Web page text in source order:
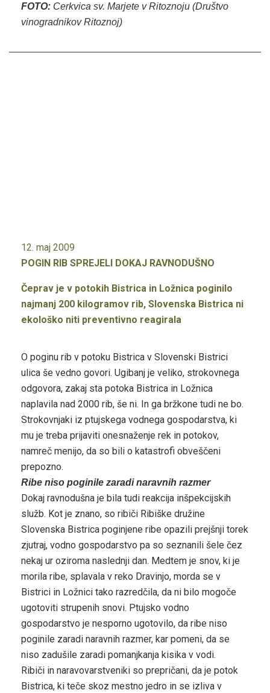
FOTO: Cerkvica sv. Marjete v Ritoznoju (Društvo
vinogradnikov Ritoznoj)
12. maj 2009
POGIN RIB SPREJELI DOKAJ RAVNODUŠNO
Čeprav je v potokih Bistrica in Ložnica poginilo
najmanj 200 kilogramov rib, Slovenska Bistrica ni
ekološko niti preventivno reagirala
O poginu rib v potoku Bistrica v Slovenski Bistrici
ulica še vedno govori. Ugibanj je veliko, strokovnega
odgovora, zakaj sta potoka Bistrica in Ložnica
naplavila nad 2000 rib, še ni. In ga bržkone tudi ne bo.
Strokovnjaki iz ptujskega vodnega gospodarstva, ki
mu je treba prijaviti onesnaženje rek in potokov,
namreč menijo, da so bili o katastrofi obveščeni
prepozno.
Ribe niso poginile zaradi naravnih razmer
Dokaj ravnodušna je bila tudi reakcija inšpekcijskih
služb. Kot je znano, so ribiči Ribiške družine
Slovenska Bistrica poginjene ribe opazili prejšnji torek
zjutraj, vodno gospodarstvo pa so seznanili šele čez
nekaj ur oziroma naslednji dan. Medtem je snov, ki je
morila ribe, splavala v reko Dravinjo, morda se v
Bistrici in Ložnici tako razredčila, da ni bilo mogoče
ugotoviti strupenih snovi. Ptujsko vodno
gospodarstvo je nesporno ugotovilo, da ribe niso
poginile zaradi naravnih razmer, kar pomeni, da se
niso zadušile zaradi pomanjkanja kisika v vodi.
Ribiči in naravovarstveniki so prepričani, da je potok
Bistrica, ki teče skoz mestno jedro in se izliva v